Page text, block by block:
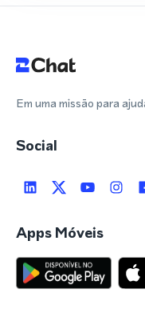
Em uma missão para
Social
Apps Móveis